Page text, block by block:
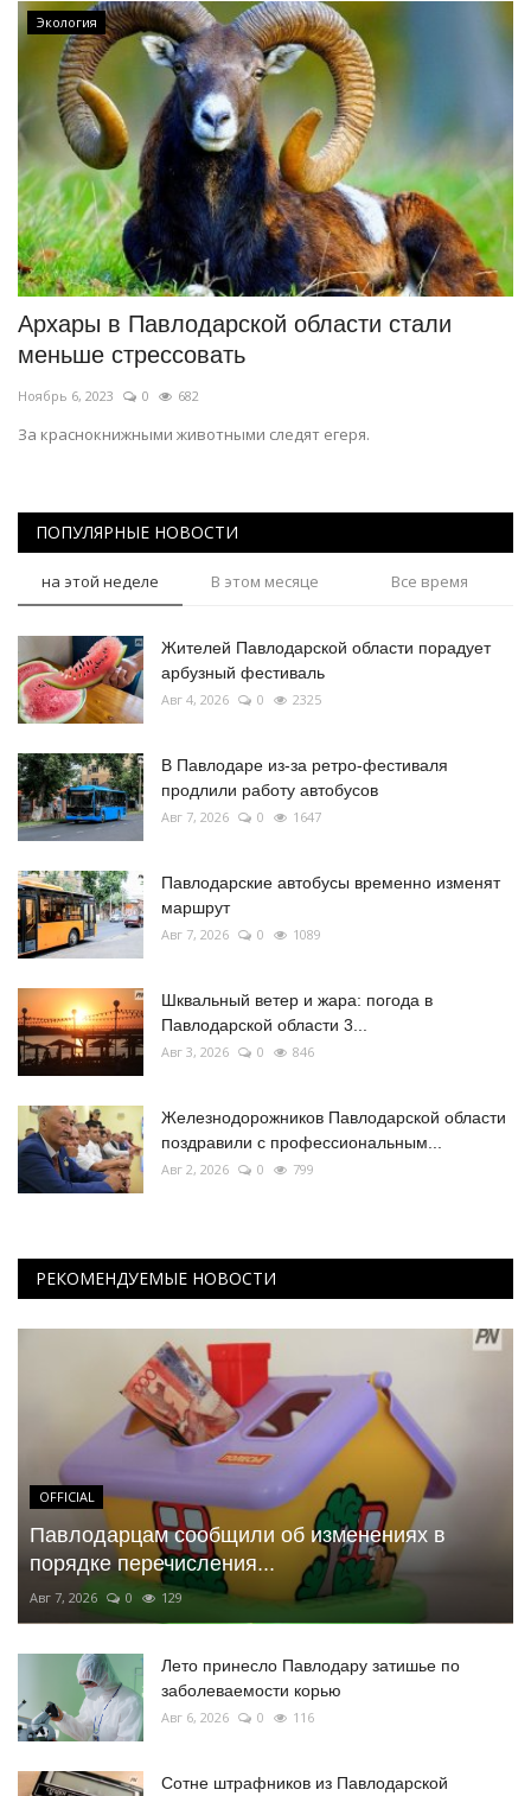
Экология
Архары в Павлодарской области стали
меньше стрессовать
Ноябрь 6, 2023 0 682
За краснокнижными животными следят егеря.
ПОПУЛЯРНЫЕ НОВОСТИ
на этой неделе В этом месяце Все время
Жителей Павлодарской области порадует
арбузный фестиваль
Авг 4, 2026 0 2325
В Павлодаре из-за ретро-фестиваля
продлили работу автобусов
Авг 7, 2026 0 1647
Павлодарские автобусы временно изменят
маршрут
Авг 7, 2026 0 1089
Шквальный ветер и жара: погода в
Павлодарской области 3...
Авг 3, 2026 0 846
Железнодорожников Павлодарской области
поздравили с профессиональным...
Авг 2, 2026 0 799
РЕКОМЕНДУЕМЫЕ НОВОСТИ
OFFICIAL
Павлодарцам сообщили об изменениях в
порядке перечисления...
Авг 7, 2026 0 129
Лето принесло Павлодару затишье по
заболеваемости корью
Авг 6, 2026 0 116
Сотне штрафников из Павлодарской